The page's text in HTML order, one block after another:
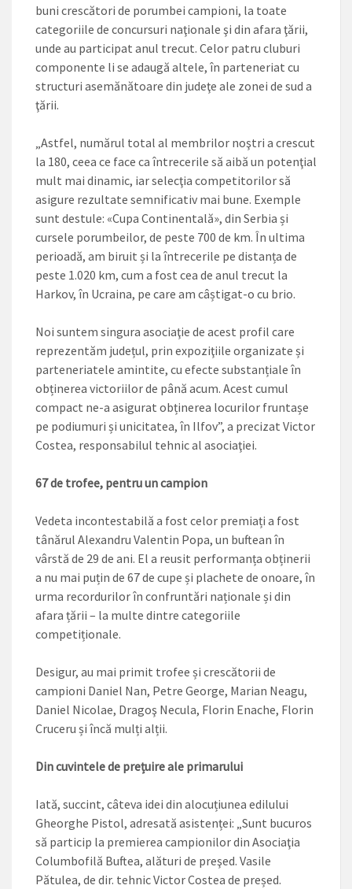
buni crescători de porumbei campioni, la toate
categoriile de concursuri naţionale şi din afara ţării,
unde au participat anul trecut. Celor patru cluburi
componente li se adaugă altele, în parteneriat cu
structuri asemănătoare din judeţe ale zonei de sud a
ţării.
„Astfel, numărul total al membrilor noştri a crescut
la 180, ceea ce face ca întrecerile să aibă un potenţial
mult mai dinamic, iar selecţia competitorilor să
asigure rezultate semnificativ mai bune. Exemple
sunt destule: «Cupa Continentală», din Serbia și
cursele porumbeilor, de peste 700 de km. În ultima
perioadă, am biruit și la întrecerile pe distanța de
peste 1.020 km, cum a fost cea de anul trecut la
Harkov, în Ucraina, pe care am câștigat-o cu brio.
Noi suntem singura asociaţie de acest profil care
reprezentăm județul, prin expoziţiile organizate și
parteneriatele amintite, cu efecte substanțiale în
obținerea victoriilor de până acum. Acest cumul
compact ne-a asigurat obținerea locurilor fruntașe
pe podiumuri și unicitatea, în Ilfov”, a precizat Victor
Costea, responsabilul tehnic al asociaţiei.
67 de trofee, pentru un campion
Vedeta incontestabilă a fost celor premiați a fost
tânărul Alexandru Valentin Popa, un buftean în
vârstă de 29 de ani. El a reusit performanța obținerii
a nu mai puțin de 67 de cupe și plachete de onoare, în
urma recordurilor în confruntări naționale și din
afara țării – la multe dintre categoriile
competiționale.
Desigur, au mai primit trofee și crescătorii de
campioni Daniel Nan, Petre George, Marian Neagu,
Daniel Nicolae, Dragoş Necula, Florin Enache, Florin
Cruceru și încă mulți alții.
Din cuvintele de prețuire ale primarului
Iată, succint, câteva idei din alocuțiunea edilului
Gheorghe Pistol, adresată asistenței: „Sunt bucuros
să particip la premierea campionilor din Asociaţia
Columbofilă Buftea, alături de preşed. Vasile
Pătulea, de dir. tehnic Victor Costea de președ.